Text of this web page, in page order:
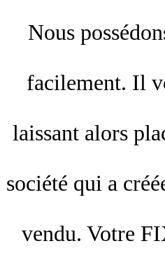
Nous
facilement. Il
laissant alors
société qui a
vendu. Votre